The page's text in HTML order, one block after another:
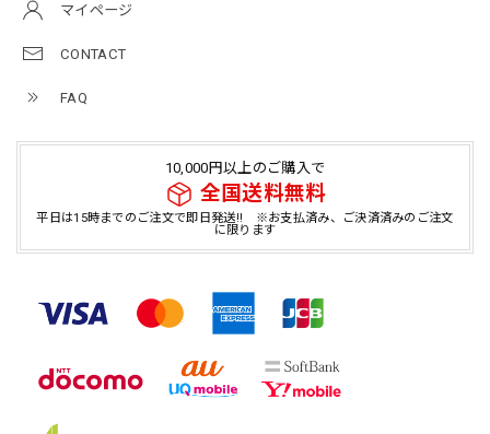
マイページ
CONTACT
FAQ
10,000円以上のご購入で
全国送料無料
平日は15時までのご注文で即日発送!! ※お支払済み、ご決済済みのご注文
に限ります